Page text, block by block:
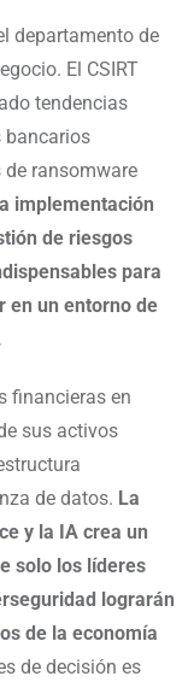
departamento de
El CSIRT
tendencias
bancarios
ransomware
implementación
de riesgos
para
en un entorno de
financieras en
sus activos
de datos. La
y la IA crea un
solo los líderes
lograrán
de la economía
de decisión es